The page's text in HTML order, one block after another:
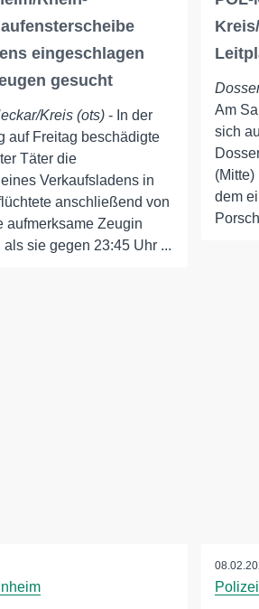
eingeschlagen
gesucht
Kreis (ots)- In der
auf Freitag beschädigte
Täter die
Verkaufsladens in
anschließend von
aufmerksame Zeugin
sie gegen 23:45 Uhr ...
Am
sich
dem